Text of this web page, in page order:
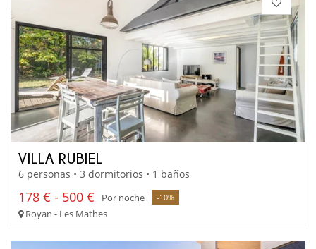
VILLA RUBIEL
6 personas • 3 dormitorios • 1 baños
178 € - 500 € Por noche -10%
Royan - Les Mathes